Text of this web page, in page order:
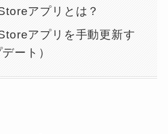
アプリとは？
アプリを手動更新す
ート）